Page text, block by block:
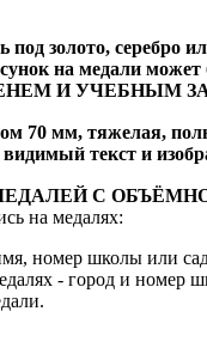
золото, серебро
на медали
И УЧЕБНЫМ
70 мм, тяжелая,
текст и
С
на медалях:
номер школы или
- город и номер